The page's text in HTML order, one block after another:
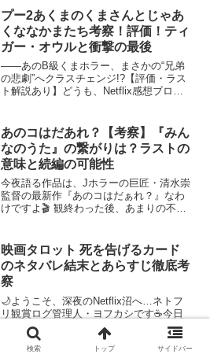
も実際に観た人たちの間で「ガチでヤバ
い」って噂が広まりまく...
プー2あくまのくまさんとじゃあ
くななかまたち考察！評価！ティ
ガー・オウルと衝撃の最後
――あのB級くまホラー、まさかの“兄弟
の悲劇”へクラスチェンジ!?【評価・ラス
ト解説あり】どうも、Netflix感想ブログ
くまのくまさん』を「B級ゴムマスクくま
ホラー...
あのコはだあれ？【考察】『みん
なのうた』の繋がりは？ラストの
意味と続編の可能性
今夜語る作品は、Jホラーの巨匠・清水崇
監督の最新作『あのコはだぁれ？』なわ
けですよ🎬 観終わった後、あまりの不気
て、寝室の暗闇に怯えてる同志も多いん
じゃない？🥱(汗)前作...
映画タロット 死を告げるカード
のネタバレ結末とあらすじ徹底考
察
🌙ようこそ、深夜のNetflix沼へ…ネトフ
リ観賞ログ管理人・ヨフカシです☕今日
も「もう1本だけ…」が止まらない同志の
皆さま、お疲れさまです（笑）さて今回
の相手は――タイトルからして不穏指数
検索 トップ サイドバー